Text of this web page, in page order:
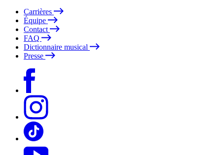
Carrières
Équipe
Contact
FAQ
Dictionnaire musical
Presse